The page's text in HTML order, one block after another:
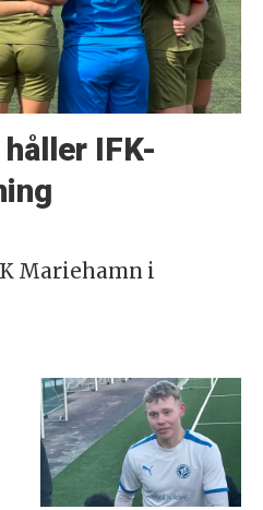
IFK-
Mariehamn i